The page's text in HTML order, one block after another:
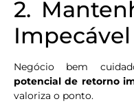
2.
Impecável
Negócio bem
potencial de retorno
valoriza o ponto.